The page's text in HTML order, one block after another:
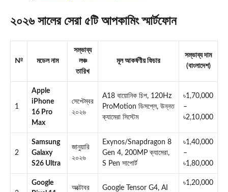
২০২৬ সালের সেরা ৫টি আপকামিং স্মার্টফোন
№ মডেল নাম
সম্ভাব্য
লঞ্চ
তারিখ
মূল আকর্ষণীয় ফিচার
সম্ভাব্য দাম
(বাংলাদেশ)
1
Apple
iPhone
16 Pro
Max
সেপ্টেম্বর
২০২৬
A18 বায়োনিক চিপ, 120Hz
ProMotion ডিসপ্লে, উন্নত
ক্যামেরা সিস্টেম
৳1,70,000
–
৳2,10,000
2
Samsung
Galaxy
S26 Ultra
জানুয়ারি
২০২৬
Exynos/Snapdragon 8
Gen 4, 200MP ক্যামেরা,
S Pen সাপোর্ট
৳1,40,000
–
৳1,80,000
Google
অক্টোবর
Google Tensor G4, AI
৳1,20,000